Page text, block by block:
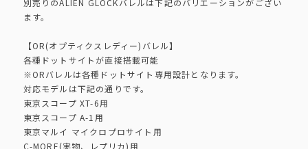
別売りのALIEN GLOCKバレルは下記のバリエーションがござい
ます。
【OR(オプティクスレディー)バレル】
各種ドットサイトが直接搭載可能
※ORバレルは各種ドットサイト専用設計となります。
対応モデルは下記の通りです。
東京スコープ XT-6用
東京スコープ A-1用
東京マルイ マイクロプロサイト用
C-MORE(実物、レプリカ)用